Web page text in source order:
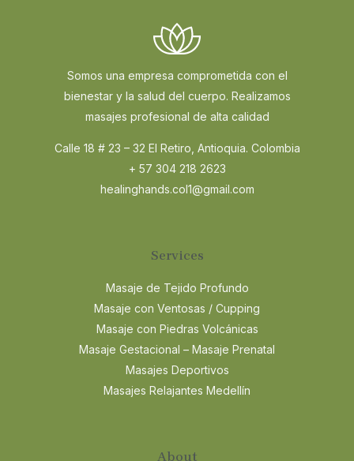
Somos una empresa comprometida con el
bienestar y la salud del cuerpo. Realizamos
masajes profesional de alta calidad
Calle 18 # 23 – 32 El Retiro, Antioquia. Colombia
+ 57 304 218 2623
healinghands.col1@gmail.com
Services
Masaje de Tejido Profundo
Masaje con Ventosas / Cupping
Masaje con Piedras Volcánicas
Masaje Gestacional – Masaje Prenatal
Masajes Deportivos
Masajes Relajantes Medellín
About